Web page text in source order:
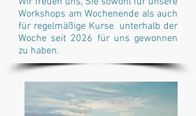
Workshops am Wochenende als auch
für regelmäßige Kurse unterhalb der
Woche seit 2026 für uns gewonnen
zu haben.